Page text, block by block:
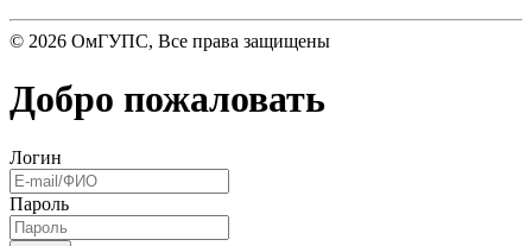
© 2026 ОмГУПС, Все права защищены
Добро пожаловать
Логин
Пароль